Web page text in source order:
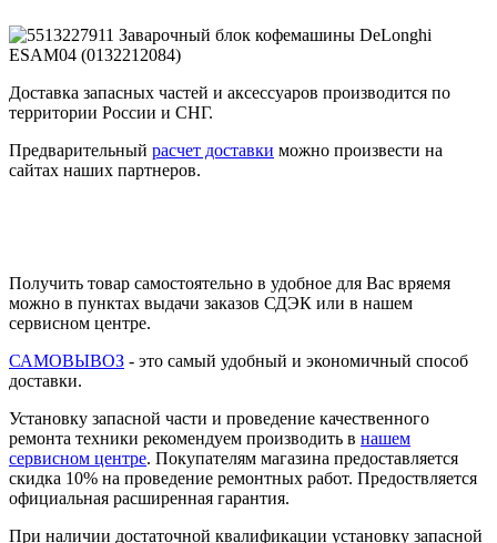
Доставка запасных частей и аксессуаров производится по
территории России и СНГ.
Предварительный расчет доставки можно произвести на
сайтах наших партнеров.
Получить товар самостоятельно в удобное для Вас вряемя
можно в пунктах выдачи заказов СДЭК или в нашем
сервисном центре.
САМОВЫВОЗ - это самый удобный и экономичный способ
доставки.
Установку запасной части и проведение качественного
ремонта техники рекомендуем производить в нашем
сервисном центре. Покупателям магазина предоставляется
скидка 10% на проведение ремонтных работ. Предоствляется
официальная расширенная гарантия.
При наличии достаточной квалификации установку запасной